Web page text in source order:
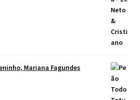
Mariana Fagundes